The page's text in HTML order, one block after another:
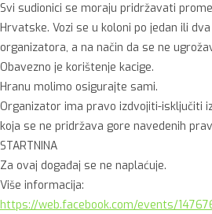
Svi sudionici se moraju pridržavati
Hrvatske. Vozi se u koloni po jedan ili
organizatora, a na način da se ne
Obavezno je korištenje kacige.
Hranu molimo osigurajte sami.
Organizator ima pravo izdvojiti-isključiti
koja se ne pridržava gore navedenih
STARTNINA
Za ovaj događaj se ne naplaćuje.
Više informacija:
https://web.facebook.com/events/